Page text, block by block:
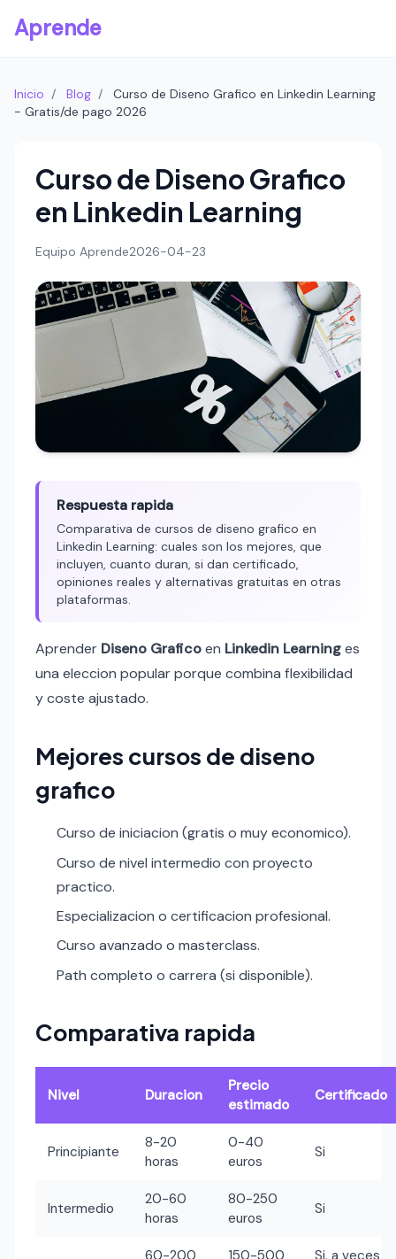
Aprende
Inicio / Blog /
Curso de Diseno Grafico en Linkedin Learning
- Gratis/de pago 2026
Curso de Diseno Grafico
en Linkedin Learning
Equipo Aprende2026-04-23
Respuesta rapida
Comparativa de cursos de diseno grafico en
Linkedin Learning: cuales son los mejores, que
incluyen, cuanto duran, si dan certificado,
opiniones reales y alternativas gratuitas en otras
plataformas.
Aprender Diseno Graficoen Linkedin Learninges
una eleccion popular porque combina flexibilidad
y coste ajustado.
Mejores cursos de diseno
grafico
Curso de iniciacion (gratis o muy economico).
Curso de nivel intermedio con proyecto
practico.
Especializacion o certificacion profesional.
Curso avanzado o masterclass.
Path completo o carrera (si disponible).
Comparativa rapida
Nivel Duracion
Precio
estimado
Certificado
Principiante
8-20
horas
0-40
euros
Si
Intermedio
20-60
horas
80-250
euros
Si
60-200
150-500
Si, a veces